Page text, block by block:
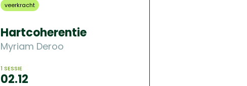
veerkracht
Hartcoherentie
Myriam Deroo
1 SESSIE
02.12